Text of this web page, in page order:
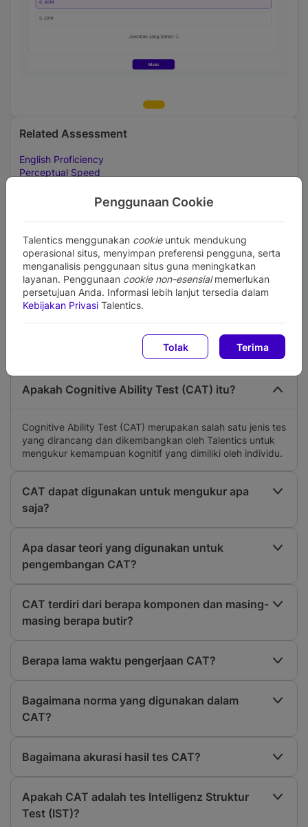
Related Assessment
English Proficiency
Perceptual Speed
Work Performance
General Profiling - Staff
DownloadReport SampleandManual Book
Contact Our Experts
Frequently Asked Questions (FAQ)
Apakah Cognitive Ability Test (CAT) itu?
Cognitive Ability Test (CAT) merupakan salah satu jenis tes
yang dirancang dan dikembangkan oleh Talentics untuk
mengukur kemampuan kognitif yang dimiliki oleh individu.
CAT dapat digunakan untuk mengukur apa
saja?
Apa dasar teori yang digunakan untuk
pengembangan CAT?
CAT terdiri dari berapa komponen dan masing-
masing berapa butir?
Berapa lama waktu pengerjaan CAT?
Bagaimana norma yang digunakan dalam
CAT?
Bagaimana akurasi hasil tes CAT?
Apakah CAT adalah tes Intelligenz Struktur
Test (IST)?
Penggunaan Cookie
Talentics menggunakan cookieuntuk mendukung
operasional situs, menyimpan preferensi pengguna, serta
menganalisis penggunaan situs guna meningkatkan
layanan. Penggunaan cookie non-esensialmemerlukan
persetujuan Anda. Informasi lebih lanjut tersedia dalam
Kebijakan Privasi Talentics.
Tolak Terima